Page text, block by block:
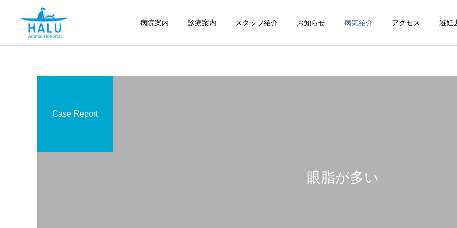
病院案内 診療案内 スタッフ紹介 お知らせ 病気紹介 アクセス 避妊
皮膚科
眼脂が多い
Case Report